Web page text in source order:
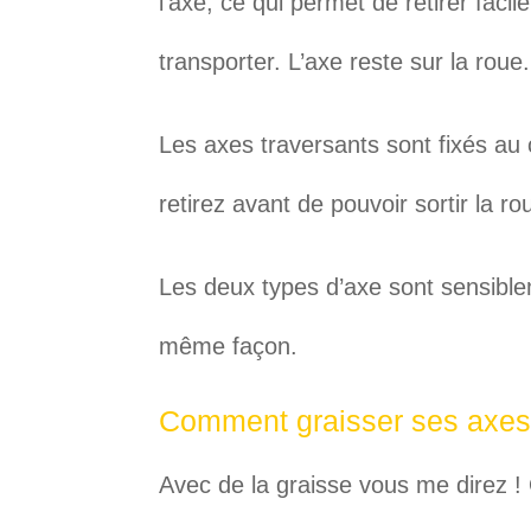
transporter. L’axe reste sur la roue.
Les axes traversants sont fixés
retirez avant de pouvoir sortir la
Les deux types d’axe sont
même façon.
Comment graisser ses
Avec de la graisse vous me direz